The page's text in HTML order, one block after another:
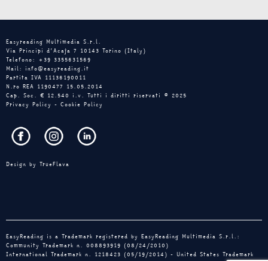
Easyreading Multimedia S.r.l.
Via Principi d’Acaja 7 10143 Torino (Italy)
Telefono: +39 3355631569
Mail: info@easyreading.it
Partita IVA 11136190011
N.ro REA 1190477 15.05.2014
Cap. Soc. € 12.540 i.v. Tutti i diritti riservati © 2025
Privacy Policy - Cookie Policy
Design by TrueFlava
EasyReading is a Trademark registered by EasyReading Multimedia S.r.l.:
Community Trademark n. 008893919 (08/24/2010)
International Trademark n. 1218423 (05/19/2014) - United States Trademark